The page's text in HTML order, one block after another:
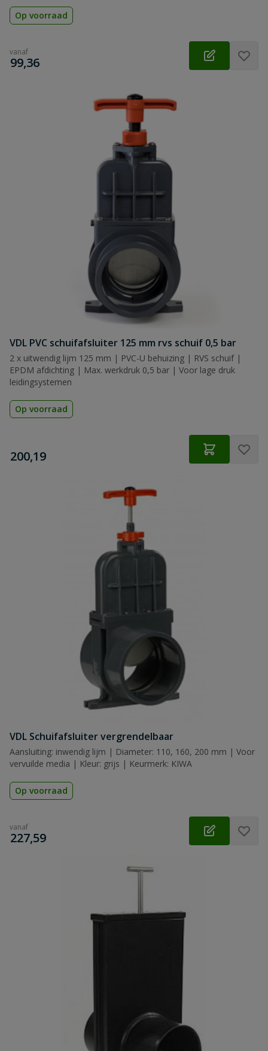
Op voorraad
vanaf
€
99,36
VDL PVC schuifafsluiter 125 mm rvs schuif 0,5 bar
2 x uitwendig lijm 125 mm | PVC-U behuizing | RVS schuif |
EPDM afdichting | Max. werkdruk 0,5 bar | Voor lage druk
leidingsystemen
Op voorraad
€
200,19
VDL Schuifafsluiter vergrendelbaar
Aansluiting: inwendig lijm | Diameter: 110, 160, 200 mm | Voor
vervuilde media | Kleur: grijs | Keurmerk: KIWA
Op voorraad
vanaf
€
227,59